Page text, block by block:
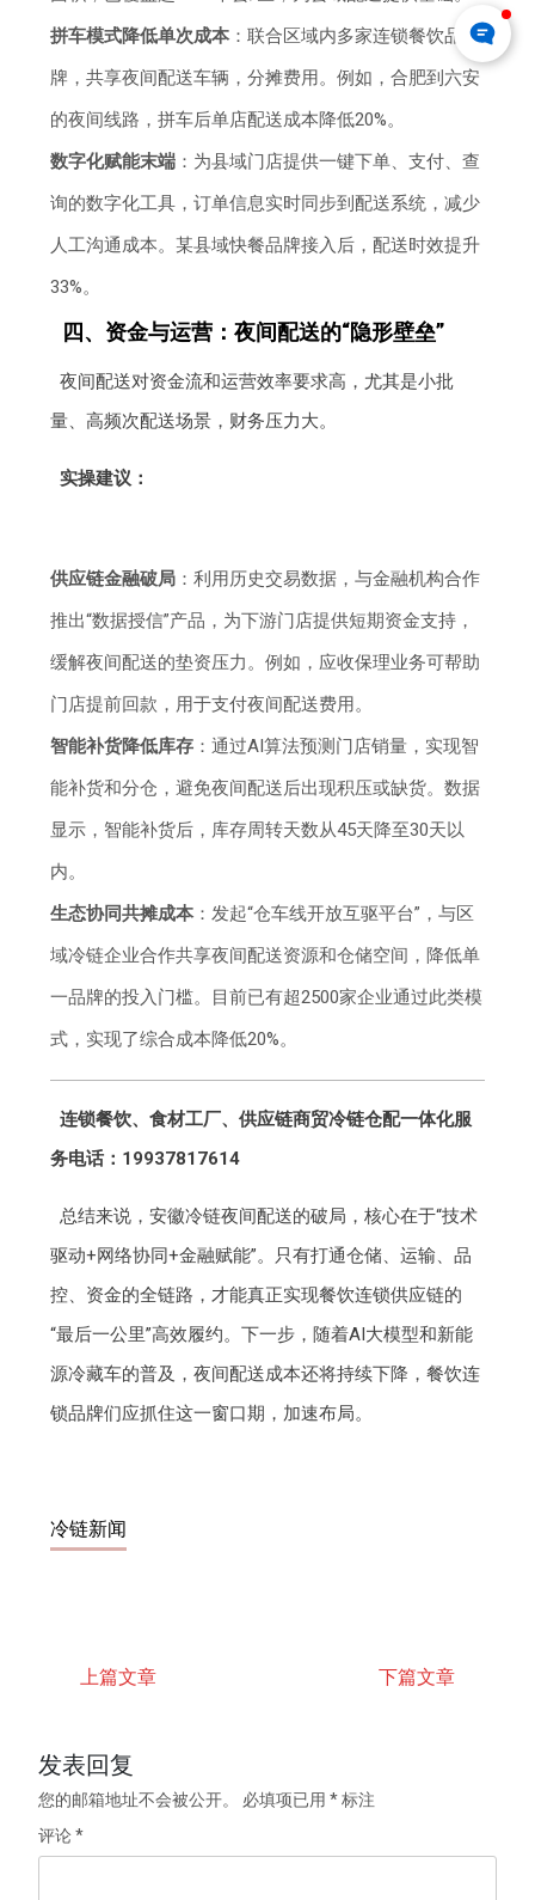
拼车模式降低单次成本 ：联合区域内多家连锁餐饮品
牌，共享夜间配送车辆，分摊费用。例如，合肥到六安
的夜间线路，拼车后单店配送成本降低20%。
数字化赋能末端 ：为县域门店提供一键下单、支付、查
询的数字化工具，订单信息实时同步到配送系统，减少
人工沟通成本。某县域快餐品牌接入后，配送时效提升
33%。
四、资金与运营：夜间配送的“隐形壁垒”
夜间配送对资金流和运营效率要求高，尤其是小批
量、高频次配送场景，财务压力大。
实操建议：
供应链金融破局 ：利用历史交易数据，与金融机构合作
推出“数据授信”产品，为下游门店提供短期资金支持，
缓解夜间配送的垫资压力。例如，应收保理业务可帮助
门店提前回款，用于支付夜间配送费用。
智能补货降低库存 ：通过AI算法预测门店销量，实现智
能补货和分仓，避免夜间配送后出现积压或缺货。数据
显示，智能补货后，库存周转天数从45天降至30天以
内。
生态协同共摊成本 ：发起“仓车线开放互驱平台”，与区
域冷链企业合作共享夜间配送资源和仓储空间，降低单
一品牌的投入门槛。目前已有超2500家企业通过此类模
式，实现了综合成本降低20%。
连锁餐饮、食材工厂、供应链商贸冷链仓配一体化服
务电话：19937817614
总结来说，安徽冷链夜间配送的破局，核心在于“技术
驱动+网络协同+金融赋能”。只有打通仓储、运输、品
控、资金的全链路，才能真正实现餐饮连锁供应链的
“最后一公里”高效履约。下一步，随着AI大模型和新能
源冷藏车的普及，夜间配送成本还将持续下降，餐饮连
锁品牌们应抓住这一窗口期，加速布局。
冷链新闻
上篇文章 下篇文章
发表回复
您的邮箱地址不会被公开。 必填项已用*标注
评论*